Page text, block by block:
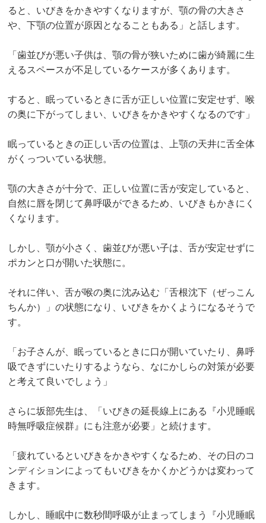
ると、いびきをかきやすくなりますが、顎の骨の大きさ
や、下顎の位置が原因となることもある」と話します。
「歯並びが悪い子供は、顎の骨が狭いために歯が綺麗に生
えるスペースが不足しているケースが多くあります。
すると、眠っているときに舌が正しい位置に安定せず、喉
の奥に下がってしまい、いびきをかきやすくなるのです」
眠っているときの正しい舌の位置は、上顎の天井に舌全体
がくっついている状態。
顎の大きさが十分で、正しい位置に舌が安定していると、
自然に唇を閉じて鼻呼吸ができるため、いびきもかきにく
くなります。
しかし、顎が小さく、歯並びが悪い子は、舌が安定せずに
ポカンと口が開いた状態に。
それに伴い、舌が喉の奥に沈み込む「舌根沈下（ぜっこん
ちんか）」の状態になり、いびきをかくようになるそうで
す。
「お子さんが、眠っているときに口が開いていたり、鼻呼
吸できずにいたりするようなら、なにかしらの対策が必要
と考えて良いでしょう」
さらに坂部先生は、「いびきの延長線上にある『小児睡眠
時無呼吸症候群』にも注意が必要」と続けます。
「疲れているといびきをかきやすくなるため、その日のコ
ンディションによってもいびきをかくかどうかは変わって
きます。
しかし、睡眠中に数秒間呼吸が止まってしまう『小児睡眠